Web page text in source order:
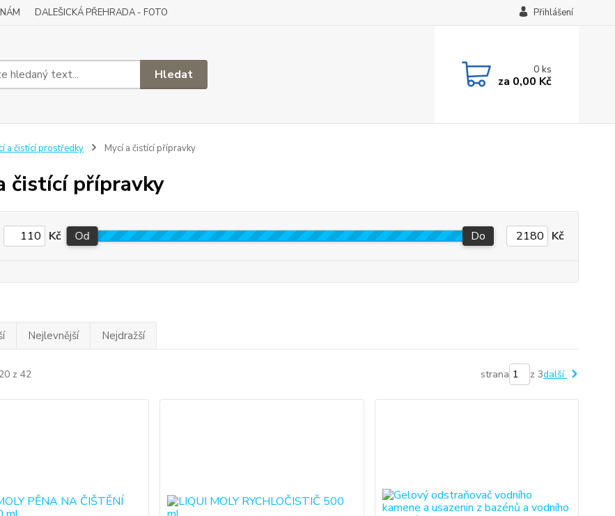
DALEŠICKÁ PŘEHRADA - FOTO Přihlášení
Hledat 0ks
za 0,00 Kč
a čistící prostředky Mycí a čistící přípravky
čistící přípravky
Kč Od Do Kč
Nejlevnější Nejdražší
z 42 strana z 3další